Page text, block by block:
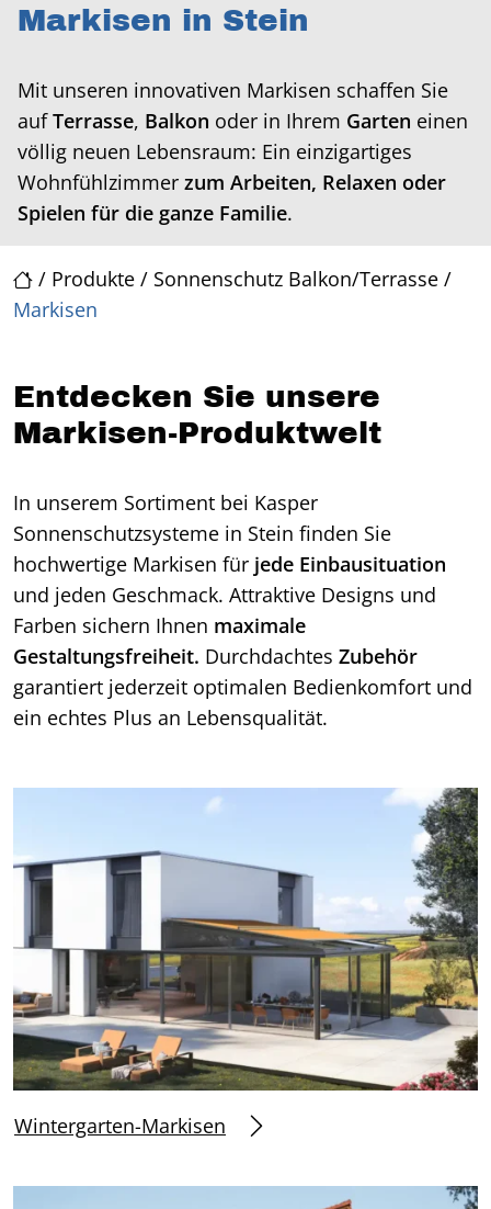
/ Produkte / Sonnenschutz Balkon/Terrasse /
Markisen
Markisen in Stein
Mit unseren innovativen Markisen schaffen Sie
aufTerrasse, Balkon oder in Ihrem Garten einen
völlig neuen Lebensraum: Ein einzigartiges
Wohnfühlzimmer zum Arbeiten, Relaxen oder
Spielen für die ganze Familie.
Entdecken Sie unsere
Markisen-Produktwelt
In unserem Sortiment bei Kasper
Sonnenschutzsysteme in Stein finden Sie
hochwertige Markisen für jede Einbausituation
und jeden Geschmack. Attraktive Designs und
Farben sichern Ihnen maximale
Gestaltungsfreiheit. Durchdachtes Zubehör
garantiert jederzeit optimalen Bedienkomfort und
ein echtes Plus an Lebensqualität.
Wintergarten-Markisen